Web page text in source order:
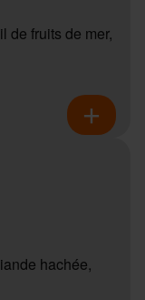
de fruits de mer,
hachée,